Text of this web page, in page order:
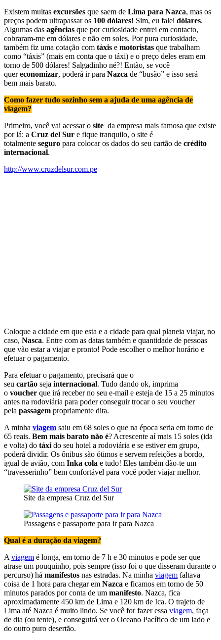
Existem muitas excursões que saem de Lima para Nazca, mas os
preços podem ultrapassar os 100 dólares! Sim, eu falei dólares.
Algumas das agências que por curiosidade entrei em contacto,
cobraram-me em dólares e não em soles. Por pura curiosidade,
também fiz uma cotação com táxis e motoristas que trabalham
como “táxis” (mais em conta que o táxi) e o preço deles eram em
torno de 500 dólares! Salgadinho né?! Então, se você
quereconomizar, poderá ir para Nazca de “busão” e isso será
bem mais barato.
Como fazer tudo sozinho sem a ajuda de uma agência de
viagem?
Primeiro, você vai acessar o site da empresa mais famosa que existe
por lá: a Cruz del Sur e fique tranquilo, o site é
totalmente seguro para colocar os dados do seu cartão de crédito
internacional.
http://www.cruzdelsur.com.pe
Coloque a cidade em que esta e a cidade para qual planeia viajar, no
caso, Nasca. Entre com as datas também e quantidade de pessoas
que vão estar a viajar e pronto! Pode escolher o melhor horário e
efetuar o pagamento.
Para efetuar o pagamento, precisará que o
seu cartão seja internacional. Tudo dando ok, imprima
o voucher que irá receber no seu e-mail e esteja de 15 a 25 minutos
antes na rodoviária para poder conseguir trocar o seu voucher
pela passagem propriamente dita.
A minha viagem saiu em 68 soles o que na época seria em torno de
65 reais. Bem mais barato não é? Acrescente aí mais 15 soles (ida
e volta) do táxi do seu hotel a rodoviária e se estiver em grupo,
poderá dividir. Os ônibus são ótimos e servem refeições a bordo,
igual de avião, com Inka cola e tudo! Eles também dão-te um
“travesserinho” bem confortável para você poder viajar melhor.
Site da empresa Cruz del Sur
Passagens e passaporte para ir para Nazca
Qual é a duração da viagem?
A viagem é longa, em torno de 7 h e 30 minutos e pode ser que
atrase um pouquinho, pois sempre (isso foi o que disseram durante o
percurso) há manifestos nas estradas. Na minha viagem faltava
coisa de 1 hora para chegar em Nazca e ficamos em torno de 50
minutos parados por conta de um manifesto. Nazca, fica
aproximadamente 450 km de Lima e 120 km de Ica. O trajeto de
Lima até Nazca é muito lindo. Se você for fazer essa viagem, faça
de dia (ou tente), e conseguirá ver o Oceano Pacífico de um lado e
do outro puro desertão.